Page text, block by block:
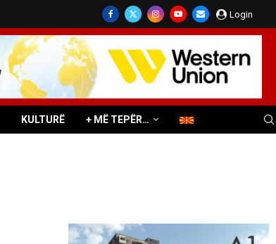
Login
KULTURË + MË TEPËR…